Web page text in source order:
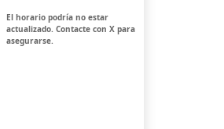
El horario podría no estar
actualizado. Contacte con X para
asegurarse.